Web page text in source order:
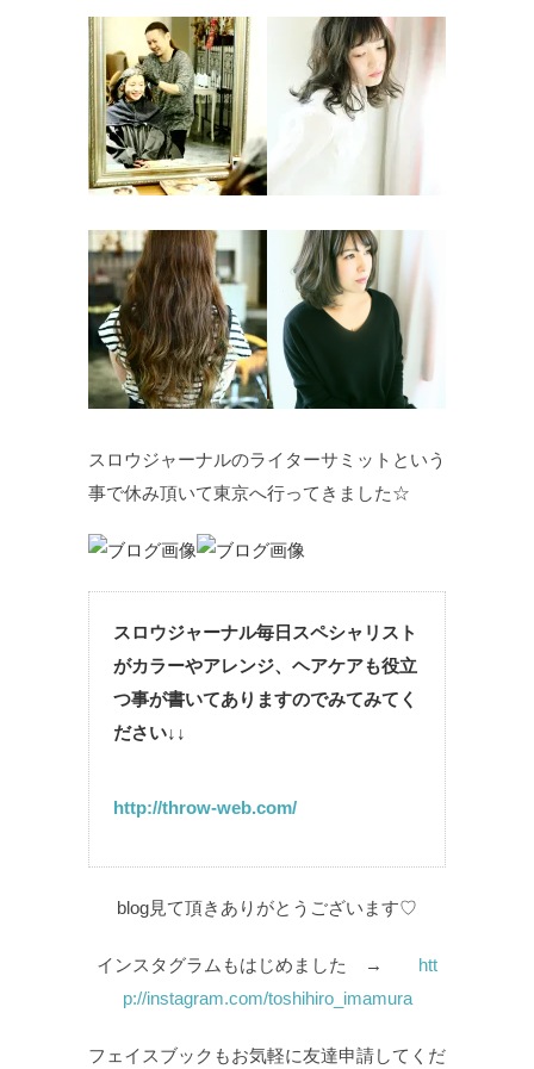
スロウジャーナルのライターサミットという
事で休み頂いて東京へ行ってきました☆
スロウジャーナル毎日スペシャリスト
がカラーやアレンジ、ヘアケアも役立
つ事が書いてありますのでみてみてく
ださい↓↓
http://throw-web.com/
blog見て頂きありがとうございます♡
インスタグラムもはじめました → htt
p://instagram.com/toshihiro_imamura
フェイスブックもお気軽に友達申請してくだ